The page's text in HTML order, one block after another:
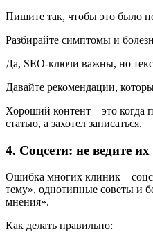
Пишите так, чтобы это было
Разбирайте симптомы и
Да, SEO-ключи важны, но
Давайте рекомендации,
Хороший контент – это когда
статью, а захотел записаться.
4. Соцсети: не ведите
Ошибка многих клиник –
тему», однотипные советы и
мнения».
Как делать правильно: